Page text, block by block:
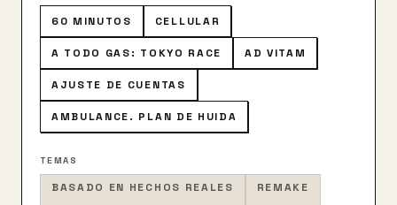
60 MINUTOS CELLULAR
A TODO GAS: TOKYO RACE AD VITAM
AJUSTE DE CUENTAS
AMBULANCE. PLAN DE HUIDA
TEMAS
BASADO EN HECHOS REALES REMAKE